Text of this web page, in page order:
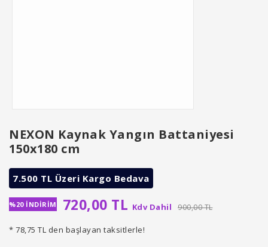
NEXON Kaynak Yangın Battaniyesi
150x180 cm
7.500 TL Üzeri Kargo Bedava
%20 İNDİRİM 720,00 TL Kdv Dahil 900,00 TL
* 78,75 TL den başlayan taksitlerle!